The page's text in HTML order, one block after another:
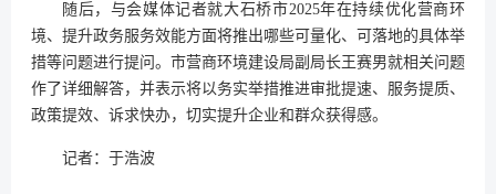
随后，与会媒体记者就大石桥市2025年在持续优化营商环
境、提升政务服务效能方面将推出哪些可量化、可落地的具体举
措等问题进行提问。市营商环境建设局副局长王赛男就相关问题
作了详细解答，并表示将以务实举措推进审批提速、服务提质、
政策提效、诉求快办，切实提升企业和群众获得感。
记者：于浩波